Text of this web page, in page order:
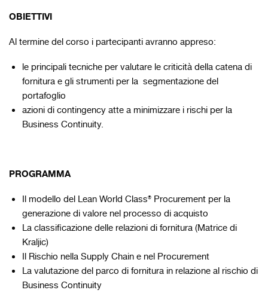
OBIETTIVI
Al termine del corso i partecipanti avranno appreso:
le principali tecniche per valutare le criticità della catena di
fornitura e gli strumenti per la segmentazione del
portafoglio
azioni di contingency atte a minimizzare i rischi per la
Business Continuity.​
PROGRAMMA
Il modello del Lean World Class® Procurement per la
generazione di valore nel processo di acquisto
La classificazione delle relazioni di fornitura (Matrice di
Kraljic)
Il Rischio nella Supply Chain e nel Procurement
La valutazione del parco di fornitura in relazione al rischio di
Business Continuity